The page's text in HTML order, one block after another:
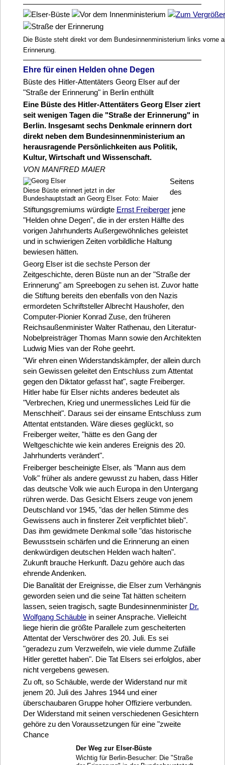
Die Büste steht direkt vor dem Bundesinnenministerium links vorne
Erinnerung.
Ehre für einen Helden ohne Degen
Büste des Hitler-Attentäters Georg Elser auf der
"Straße der Erinnerung" in Berlin enthüllt
Eine Büste des Hitler-Attentäters Georg Elser ziert
seit wenigen Tagen die "Straße der Erinnerung" in
Berlin. Insgesamt sechs Denkmale erinnern dort
direkt neben dem Bundesinnenministerium an
herausragende Persönlichkeiten aus Politik,
Kultur, Wirtschaft und Wissenschaft.
VON MANFRED MAIER
Diese Büste erinnert jetzt in der
Bundeshauptstadt an Georg Elser. Foto: Maier
Seitens
des
Stiftungsgremiums würdigte Ernst Freibergerjene
"Helden ohne Degen", die in der ersten Hälfte des
vorigen Jahrhunderts Außergewöhnliches geleistet
und in schwierigen Zeiten vorbildliche Haltung
bewiesen hätten.
Georg Elser ist die sechste Person der
Zeitgeschichte, deren Büste nun an der "Straße der
Erinnerung" am Spreebogen zu sehen ist. Zuvor hatte
die Stiftung bereits den ebenfalls von den Nazis
ermordeten Schriftsteller Albrecht Haushofer, den
Computer-Pionier Konrad Zuse, den früheren
Reichsaußenminister Walter Rathenau, den Literatur-
Nobelpreisträger Thomas Mann sowie den Architekten
Ludwig Mies van der Rohe geehrt.
"Wir ehren einen Widerstandskämpfer, der allein durch
sein Gewissen geleitet den Entschluss zum Attentat
gegen den Diktator gefasst hat", sagte Freiberger.
Hitler habe für Elser nichts anderes bedeutet als
"Verbrechen, Krieg und unermessliches Leid für die
Menschheit". Daraus sei der einsame Entschluss zum
Attentat entstanden. Wäre dieses geglückt, so
Freiberger weiter, "hätte es den Gang der
Weltgeschichte wie kein anderes Ereignis des 20.
Jahrhunderts verändert".
Freiberger bescheinigte Elser, als "Mann aus dem
Volk" früher als andere gewusst zu haben, dass Hitler
das deutsche Volk wie auch Europa in den Untergang
rühren werde. Das Gesicht Elsers zeuge von jenem
Deutschland vor 1945, "das der hellen Stimme des
Gewissens auch in finsterer Zeit verpflichtet blieb".
Das ihm gewidmete Denkmal solle "das historische
Bewusstsein schärfen und die Erinnerung an einen
denkwürdigen deutschen Helden wach halten".
Zukunft brauche Herkunft. Dazu gehöre auch das
ehrende Andenken.
Die Banalität der Ereignisse, die Elser zum Verhängnis
geworden seien und die seine Tat hätten scheitern
lassen, seien tragisch, sagte Bundesinnenminister Dr.
Wolfgang Schäublein seiner Ansprache. Vielleicht
liege hierin die größte Parallele zum gescheiterten
Attentat der Verschwörer des 20. Juli. Es sei
"geradezu zum Verzweifeln, wie viele dumme Zufälle
Hitler gerettet haben". Die Tat Elsers sei erfolglos, aber
nicht vergebens gewesen.
Zu oft, so Schäuble, werde der Widerstand nur mit
jenem 20. Juli des Jahres 1944 und einer
überschaubaren Gruppe hoher Offiziere verbunden.
Der Widerstand mit seinen verschiedenen Gesichtern
gehöre zu den Voraussetzungen für eine "zweite
Chance
Der Weg zur Elser-Büste
Wichtig für Berlin-Besucher: Die "Straße